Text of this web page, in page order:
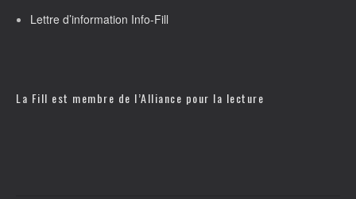
Lettre d’information Info-Fill
La Fill est membre de l’Alliance pour la lecture